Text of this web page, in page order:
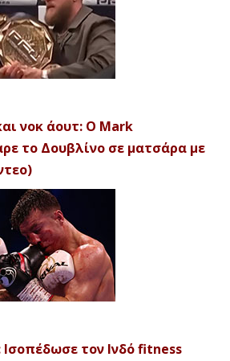
νοκ άουτ: Ο Mark
το Δουβλίνο σε ματσάρα με
τον Ινδό fitness